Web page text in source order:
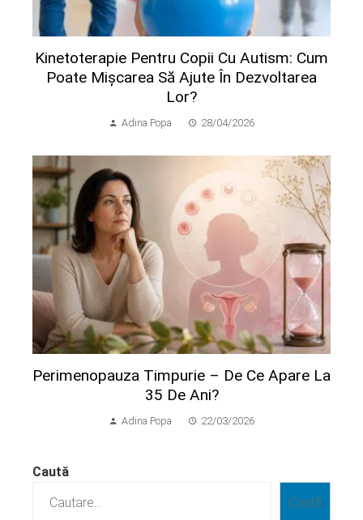
Kinetoterapie Pentru Copii Cu Autism: Cum
Poate Mișcarea Să Ajute În Dezvoltarea
Lor?
Adina Popa 28/04/2026
Perimenopauza Timpurie – De Ce Apare La
35 De Ani?
Adina Popa 22/03/2026
Caută
Caută